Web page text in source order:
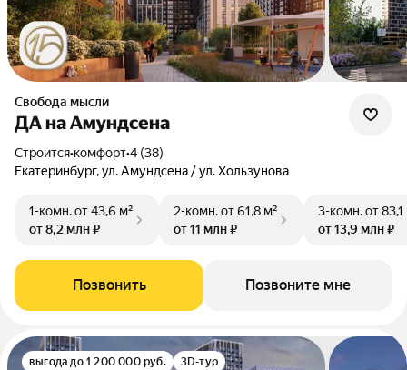
Свобода мысли
ДА на Амундсена
Строится•комфорт•4 (38)
Екатеринбург, ул. Амундсена / ул. Хользунова
1-комн.от 43,6 м²
от 8,2 млн ₽
2-комн.от 61,8 м²
от 11 млн ₽
3-комн.от 83,1
от 13,9 млн ₽
Позвонить Позвоните мне
выгода до 1 200 000 руб. 3D-тур